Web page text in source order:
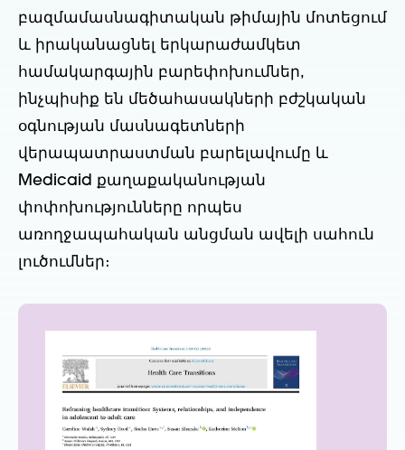
բազմամասնագիտական թիմային մոտեցում
և իրականացնել երկարաժամկետ
համակարգային բարեփոխումներ,
ինչպիսիք են մեծահասակների բժշկական
օգնության մասնագետների
վերապատրաստման բարելավումը և
Medicaid քաղաքականության
փոփոխությունները որպես
առողջապահական անցման ավելի սահուն
լուծումներ։